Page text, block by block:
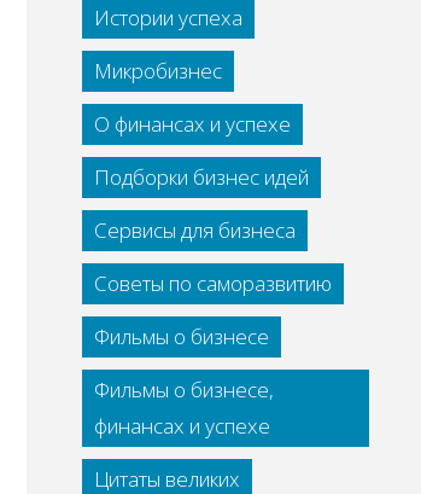
Истории успеха
Микробизнес
О финансах и успехе
Подборки бизнес идей
Сервисы для бизнеса
Советы по саморазвитию
Фильмы о бизнесе
Фильмы о бизнесе,
финансах и успехе
Цитаты великих